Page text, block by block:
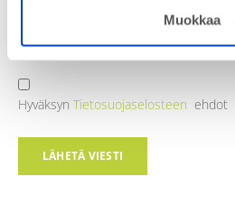
Muokkaa
Hyväksyn Tietosuojaselosteen ehdot